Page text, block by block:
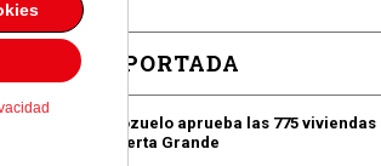
EN PORTADA
Pozuelo aprueba las 775 viviendas
de Huerta Grande